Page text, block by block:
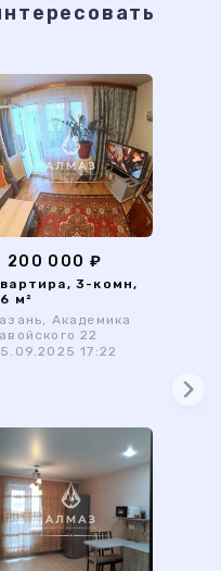
200 000 ₽
3-комн,
м²
Академика
22
17:22